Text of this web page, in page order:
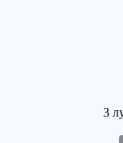
3